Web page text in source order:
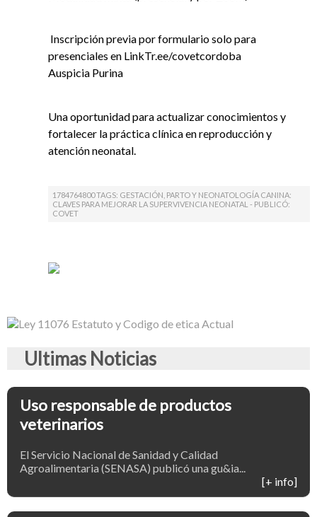
Inscripción previa por formulario solo para
presenciales en LinkTr.ee/covetcordoba
Auspicia Purina
Una oportunidad para actualizar conocimientos y
fortalecer la práctica clínica en reproducción y
atención neonatal.
1784764800 TAGS: GESTACIÓN, PARTO Y NEONATOLOGÍA CANINA:
CLAVES PARA MEJORAR LA SUPERVIVENCIA NEONATAL - PUBLICÓ:
COVET
Ultimas Noticias
Uso responsable de productos
veterinarios
El Servicio Nacional de Sanidad y Calidad
Agroalimentaria (SENASA) publicó una gu&ia...
[+ info]